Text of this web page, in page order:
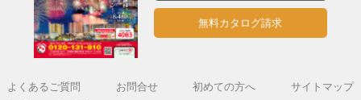
無料カタログ請求
よくあるご質問 お問合せ 初めての方へ
サイトマップ